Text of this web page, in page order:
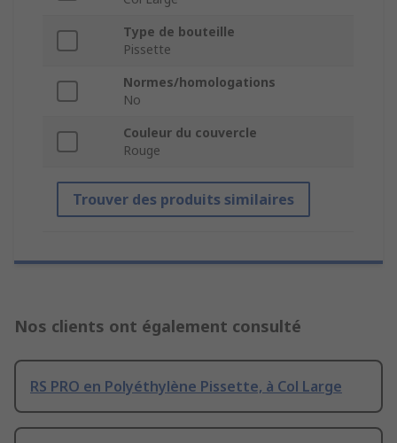
Type de bouteille
Pissette
Normes/homologations
No
Couleur du couvercle
Rouge
Trouver des produits similaires
Nos clients ont également consulté
RS PRO en Polyéthylène Pissette, à Col Large